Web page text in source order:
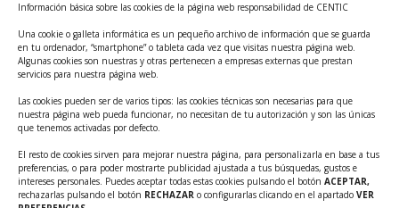
Información básica sobre las cookies de la página web responsabilidad de CENTIC
Una cookie o galleta informática es un pequeño archivo de información que se guarda
en tu ordenador, “smartphone” o tableta cada vez que visitas nuestra página web.
Algunas cookies son nuestras y otras pertenecen a empresas externas que prestan
servicios para nuestra página web.
Las cookies pueden ser de varios tipos: las cookies técnicas son necesarias para que
nuestra página web pueda funcionar, no necesitan de tu autorización y son las únicas
que tenemos activadas por defecto.
El resto de cookies sirven para mejorar nuestra página, para personalizarla en base a tus
preferencias, o para poder mostrarte publicidad ajustada a tus búsquedas, gustos e
intereses personales. Puedes aceptar todas estas cookies pulsando el botón ACEPTAR,
rechazarlas pulsando el botón RECHAZAR o configurarlas clicando en el apartado VER
Tecnológicos 2ª ed.
Ayudas INFO para el apoyo a las empresas
innovadoras con potencial tecnológico y escalables
Convocatoria Cheque de Innovación. Ayudas INFO
para la contratación de servicios de Innovación y
Competitividad
Cheque Inversión del INFO. Ayudas para la
contratación de servicios de Innovación y
Competitividad para apoyar rondas de financiación.